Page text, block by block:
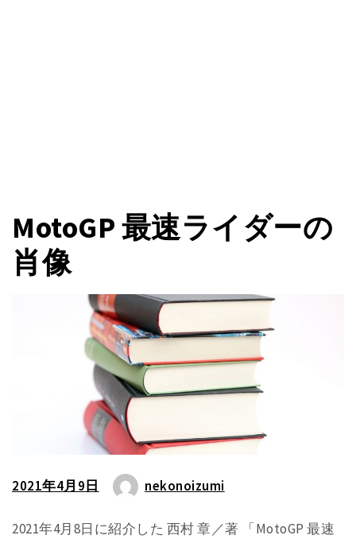
MotoGP 最速ライダーの
肖像
2021年4月9日 nekonoizumi
2021年4月8日に紹介した 西村 章／著 「MotoGP 最速